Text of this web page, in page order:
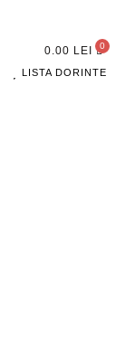
0.00 LEI
LISTA DORINTE